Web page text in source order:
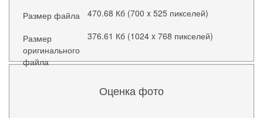
Размер файла
470.68 Кб (700 x 525 пикселей)
Размер
оригинального
файла
376.61 Кб (1024 x 768 пикселей)
Оценка фото